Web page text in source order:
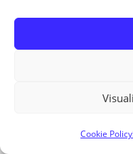
Cookie Policy
Inoltre il Parco
del turismo per i
vengono in zona